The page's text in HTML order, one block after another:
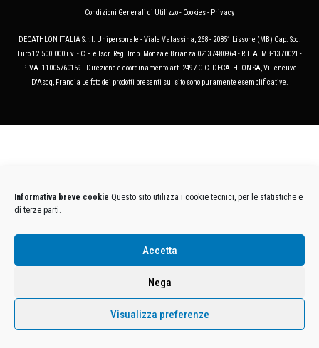
Informativa breve cookie Questo sito utilizza i cookie tecnici, per le statistiche e
di terze parti.
Accetta
Nega
Visualizza preferenze
Condizioni Generali di Utilizzo- Cookies- Privacy
DECATHLON ITALIA S.r.l. Unipersonale - Viale Valassina, 268 - 20851 Lissone (MB) Cap. Soc.
Euro 12.500.000 i.v. - C.F. e Iscr. Reg. Imp. Monza e Brianza 02137480964 - R.E.A. MB-1370021 -
P.IVA. 11005760159 - Direzione e coordinamento art. 2497 C.C. DECATHLON SA, Villeneuve
D'Ascq, Francia Le foto dei prodotti presenti sul sito sono puramente esemplificative.